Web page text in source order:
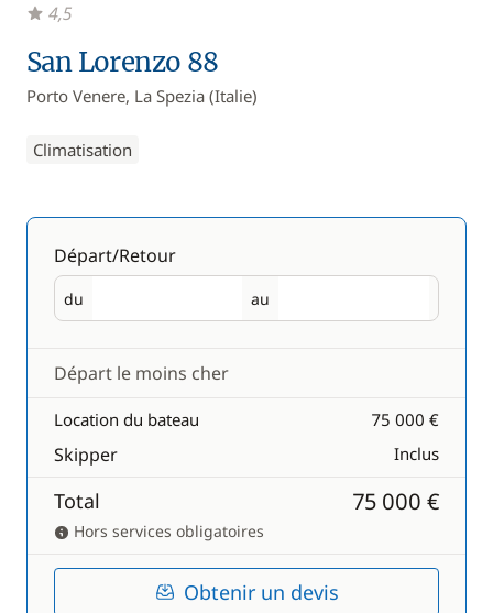
San Lorenzo 88
Porto Venere, La Spezia (Italie)
Climatisation
4,5
Départ/Retour
du
Départ au
Retour
Départ le moins cher
Location du bateau 75 000 €
Skipper Inclus
Total 75 000 €
Hors services obligatoires
Obtenir un devis